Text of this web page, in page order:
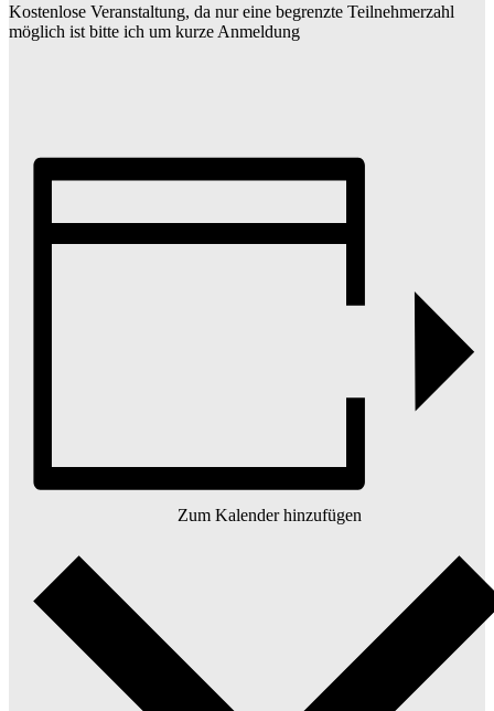
Kostenlose Veranstaltung, da nur eine begrenzte Teilnehmerzahl
möglich ist bitte ich um kurze Anmeldung
Zum Kalender hinzufügen